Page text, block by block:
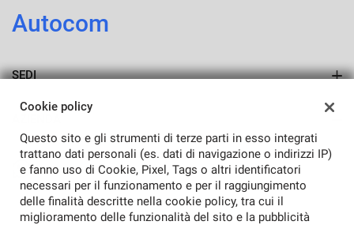
Autocom
SEDI
Sede di Porcia
Azienda
Cookie policy
Questo sito e gli strumenti di terze parti in esso integrati
trattano dati personali (es. dati di navigazione o indirizzi IP)
e fanno uso di Cookie, Pixel, Tags o altri identificatori
necessari per il funzionamento e per il raggiungimento
delle finalità descritte nella cookie policy, tra cui il
miglioramento delle funzionalità del sito e la pubblicità
Cookie necessari
Cookie per il miglioramento dell'esperienza utente
Cookie analitici